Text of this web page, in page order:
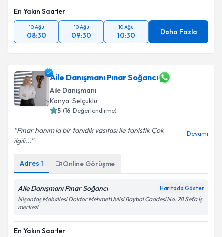
En Yakın Saatler
10 Ağu
08:30
10 Ağu
09:30
10 Ağu
10:30 Daha Fazla
Aile Danışmanı Pınar Soğancı
Aile Danışmanı
Konya, Selçuklu
5 (16 Değerlendirme)
Pınar hanım la bir tanıdık vasıtası ile tanistik Çok
ilgili...
Devamı
Adres 1 Online Görüşme
Aile Danışmanı Pınar Soğancı Haritada Göster
Nişantaş Mahallesi Doktor Mehmet Uulisi Baybal Caddesi No: 28 Sefa İş
merkezi
En Yakın Saatler